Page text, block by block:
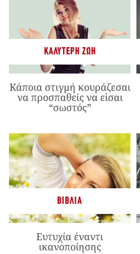
ΚΑΛΎΤΕΡΗ ΖΩΉ
Κάποια στιγμή κουράζεσαι
να προσπαθείς να είσαι
“σωστός”
ΒΙΒΛΊΑ
Ευτυχία έναντι
ικανοποίησης